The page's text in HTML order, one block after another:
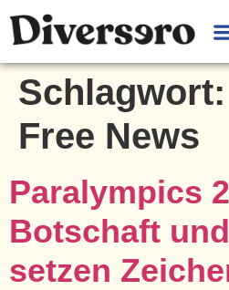
Schlagwort:
Free News
Paralympics
Botschaft
setzen